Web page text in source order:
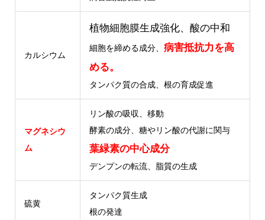
カルシウム
植物細胞膜生成強化、酸の中和
細胞を締める成分、 病害抵抗力を高
める。
タンパク質の合成、根の育成促進
マグネシウ
ム
リン酸の吸収、移動
酵素の成分、糖やリン酸の代謝に関与
葉緑素の中心成分
デンプンの転流、脂質の生成
硫黄
タンパク質生成
根の発達